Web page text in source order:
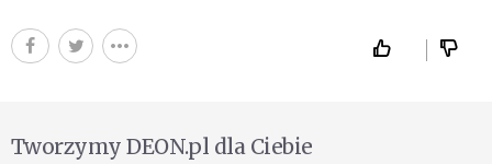
Tworzymy DEON.pl dla Ciebie